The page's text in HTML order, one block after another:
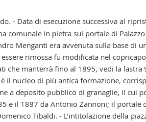
- Data di esecuzione successiva al
comunale in pietra sul portale di Palazzo
Menganti era avvenuta sulla base di
rimossa fu modificata nel
che manterrà fino al 1895, vedi la lastra
il nucleo di più antica formazione,
a deposito pubblico di granaglie, il cui
e il 1887 da Antonio Zannoni; il portale
Tibaldi. - L’intitolazione della